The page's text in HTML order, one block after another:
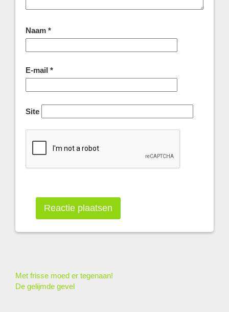
Naam *
E-mail *
Site
Other
Articles
Met frisse moed er tegenaan!
De gelijmde gevel